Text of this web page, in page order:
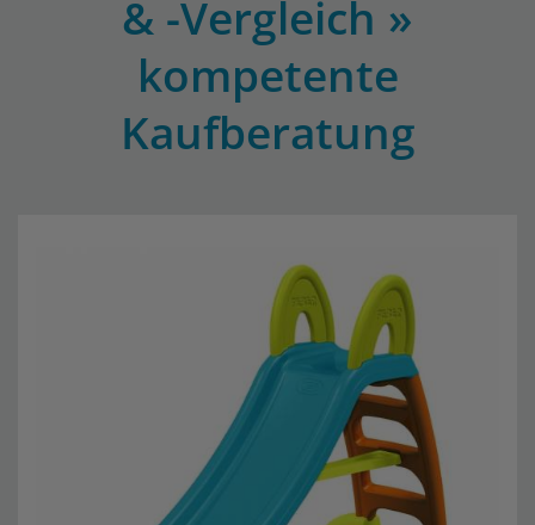
& -Vergleich »
kompetente
Kaufberatung